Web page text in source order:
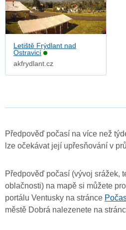
Letiště Frýdlant nad
Ostravicí
akfrydlant.cz
Předpověď počasí na více než
lze očekávat její upřesňování v
Předpověď počasí (vývoj srážek,
oblačnosti) na mapě si můžete
portálu Ventusky na stránce
městě Dobrá nalezenete na